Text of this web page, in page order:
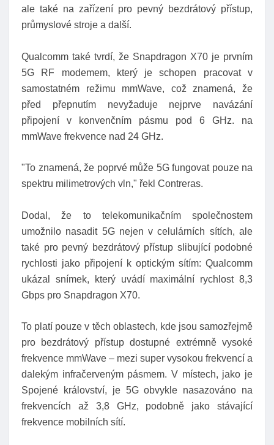
ale také na zařízení pro pevný bezdrátový přístup,
průmyslové stroje a další.
Qualcomm také tvrdí, že Snapdragon X70 je prvním
5G RF modemem, který je schopen pracovat v
samostatném režimu mmWave, což znamená, že
před přepnutím nevyžaduje nejprve navázání
připojení v konvenčním pásmu pod 6 GHz. na
mmWave frekvence nad 24 GHz.
"To znamená, že poprvé může 5G fungovat pouze na
spektru milimetrových vln," řekl Contreras.
Dodal, že to telekomunikačním společnostem
umožnilo nasadit 5G nejen v celulárních sítích, ale
také pro pevný bezdrátový přístup slibující podobné
rychlosti jako připojení k optickým sítím: Qualcomm
ukázal snímek, který uvádí maximální rychlost 8,3
Gbps pro Snapdragon X70.
To platí pouze v těch oblastech, kde jsou samozřejmě
pro bezdrátový přístup dostupné extrémně vysoké
frekvence mmWave – mezi super vysokou frekvencí a
dalekým infračerveným pásmem. V místech, jako je
Spojené království, je 5G obvykle nasazováno na
frekvencích až 3,8 GHz, podobně jako stávající
frekvence mobilních sítí.